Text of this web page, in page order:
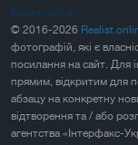
Карта сайта
© 2016-2026
фотографій, які є
посилання на сайт. Для
прямим, відкритим для
абзацу на конкретну
відтворення та / або
агентства «Інтерфакс-